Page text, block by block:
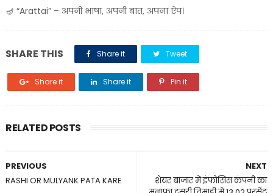
🪔 “Arattai” – अपनी भाषा, अपनी बात, अपना ऐप।
SHARE THIS Share it Tweet
Share it Share it Pin it
RELATED POSTS
NEXT
शेयर बाजार में इंफोसिस कंपनी का
PREVIOUS
RASHI OR MULYANK PATA KARE